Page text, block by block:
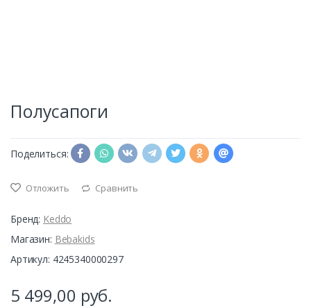
Полусапоги
Поделиться:
Отложить Сравнить
Бренд: Keddo
Магазин: Bebakids
Артикул: 4245340000297
5 499,00 руб.